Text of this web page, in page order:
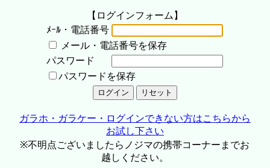
【ログインフォーム】
ﾒｰﾙ・電話番号
メール・電話番号を保存
パスワード
パスワードを保存
ガラホ・ガラケー・ログインできない方はこちらから
お試し下さい
※不明点ございましたらノジマの携帯コーナーまでお
越しください。